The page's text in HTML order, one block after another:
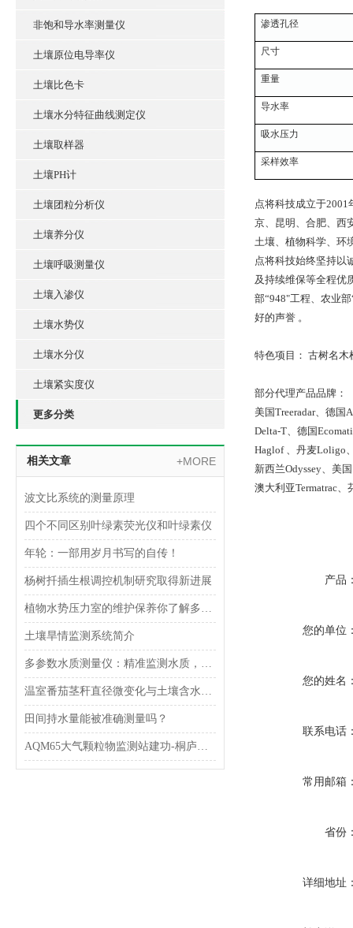
非饱和导水率测量仪
土壤原位电导率仪
土壤比色卡
土壤水分特征曲线测定仪
土壤取样器
土壤PH计
土壤团粒分析仪
土壤养分仪
土壤呼吸测量仪
土壤入渗仪
土壤水势仪
土壤水分仪
土壤紧实度仪
更多分类
相关文章 +MORE
波文比系统的测量原理
四个不同区别叶绿素荧光仪和叶绿素仪
年轮：一部用岁月书写的自传！
杨树扦插生根调控机制研究取得新进展
植物水势压力室的维护保养你了解多少？
土壤旱情监测系统简介
多参数水质测量仪：精准监测水质，保护环境
温室番茄茎秆直径微变化与土壤含水量的关系
田间持水量能被准确测量吗？
AQM65大气颗粒物监测站建功-桐庐实现乡村PM2.5监测全覆盖
渗透孔径
尺寸
重量
导水率
吸水压力
采样效率
点将科技成立于
京、昆明、合肥、西
土壤、植物科学、环
点将科技始终坚持以
及持续维保等全程优
部“948"工程、农业
好的声誉 。
特色项目： 古树名
部分代理产品品牌：
美国Treeradar、德国
Delta-T、德国
Haglof 、丹麦Loligo
新西兰Odyssey、美
澳大利亚Termatrac
产品
您的单位
您的姓名
联系电话
常用邮箱
省份
详细地址